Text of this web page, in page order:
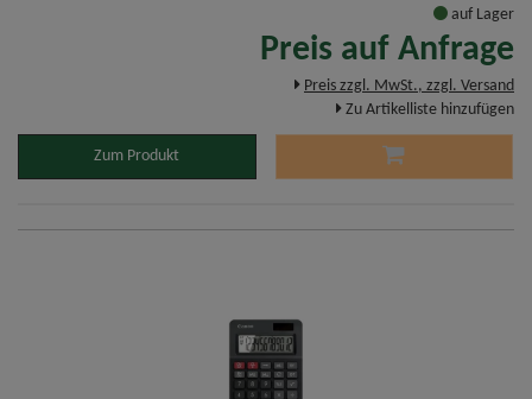
auf Lager
Preis auf Anfrage
Preis zzgl. MwSt., zzgl. Versand
Zu Artikelliste hinzufügen
Zum Produkt